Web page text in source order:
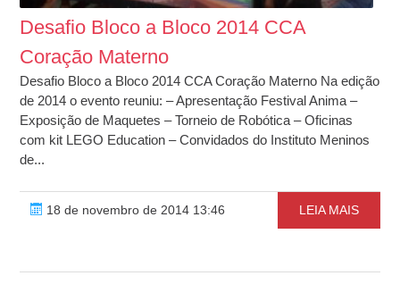
Desafio Bloco a Bloco 2014 CCA
Coração Materno
Desafio Bloco a Bloco 2014 CCA Coração Materno Na edição
de 2014 o evento reuniu: – Apresentação Festival Anima –
Exposição de Maquetes – Torneio de Robótica – Oficinas
com kit LEGO Education – Convidados do Instituto Meninos
de...
18 de novembro de 2014 13:46 LEIA MAIS